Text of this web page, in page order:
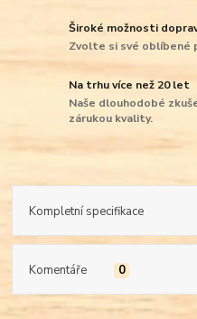
Široké možnosti
Zvolte si své
Na trhu více než 20 let
Naše dlouhodobé
zárukou kvality.
Kompletní specifikace
Komentáře 0